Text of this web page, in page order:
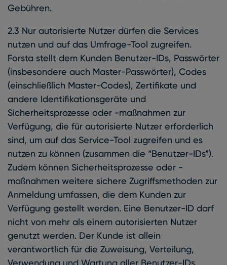
Gebühren.
2.3 Nur autorisierte Nutzer dürfen die Services
nutzen und auf das Umfrage-Tool zugreifen.
Forsta stellt dem Kunden Benutzer-IDs, Passwörter
(insbesondere auch Master-Passwörter), Codes
(einschließlich Master-Codes), Zertifikate und
andere Identifikationsgeräte und
Sicherheitsprozesse oder -maßnahmen zur
Verfügung, die für autorisierte Nutzer erforderlich
sind, um auf das Service-Tool zugreifen und es
nutzen zu können (zusammen die “Benutzer-IDs”).
Zudem können Sicherheitsprozesse oder -
maßnahmen weitere sichere Zugriffsmethoden zur
Anmeldung umfassen, die dem Kunden zur
Verfügung gestellt werden. Eine Benutzer-ID darf
nicht von mehr als einem autorisierten Nutzer
genutzt werden. Der Kunde ist allein
verantwortlich für die Zuweisung, Verteilung,
Verwendung und Wartung aller Benutzer-IDs